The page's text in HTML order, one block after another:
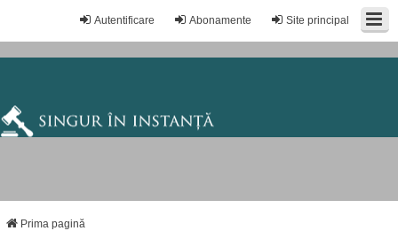
Site principal
Abonamente
Autentificare
Prima pagină